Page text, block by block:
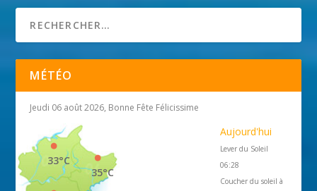
MÉTÉO
Jeudi 06 août 2026, Bonne Fête Félicissime
35°C
33°C
Aujourd'hui
Lever du Soleil
06:28
Coucher du soleil à